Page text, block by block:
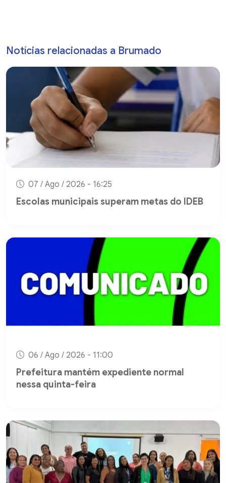
Notícias relacionadas a Brumado
07 / Ago / 2026 - 16:25
Escolas municipais superam metas do IDEB
06 / Ago / 2026 - 11:00
Prefeitura mantém expediente normal
nessa quinta-feira